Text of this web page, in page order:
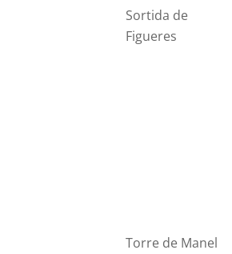
Sortida de
Figueres
Torre de Manel